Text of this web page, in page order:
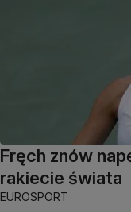
Fręch znów
rakiecie świata
EUROSPORT